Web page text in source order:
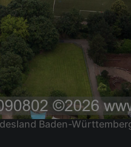
Baden-